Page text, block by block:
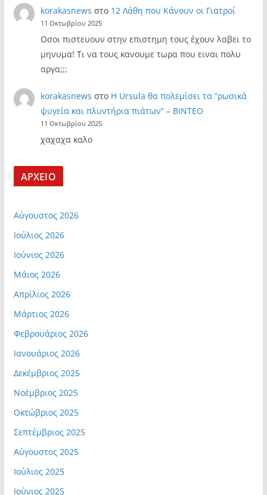
korakasnews στο 12 Λάθη που Κάνουν οι Γιατροί
11 Οκτωβρίου 2025
Οσοι πιστευουν στην επιστημη τους έχουν λαβει το
μηνυμα! Τι να τους κανουμε τωρα που ειναι πολυ
αργα;;;
korakasnews στο Η Ursula θα πολεμίσει τα “ρωσικά
ψυγεία και πλυντήρια πιάτων” – ΒΙΝΤΕΟ
11 Οκτωβρίου 2025
χαχαχα καλο
ΑΡΧΕΙΟ
Αύγουστος 2026
Ιούλιος 2026
Ιούνιος 2026
Μάιος 2026
Απρίλιος 2026
Μάρτιος 2026
Φεβρουάριος 2026
Ιανουάριος 2026
Δεκέμβριος 2025
Νοέμβριος 2025
Οκτώβριος 2025
Σεπτέμβριος 2025
Αύγουστος 2025
Ιούλιος 2025
Ιούνιος 2025